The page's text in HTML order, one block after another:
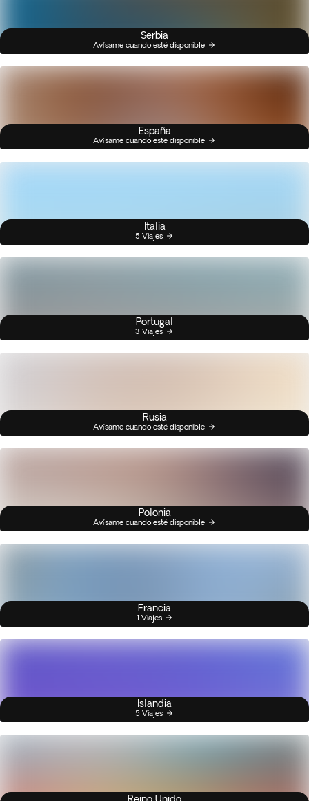
Serbia
Avísame cuando esté disponible
España
Avísame cuando esté disponible
Italia
5 Viajes
Portugal
3 Viajes
Rusia
Avísame cuando esté disponible
Polonia
Avísame cuando esté disponible
Francia
1 Viajes
Islandia
5 Viajes